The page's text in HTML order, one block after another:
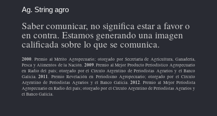
Ag. String agro
Saber comunicar, no significa estar a favor o
en contra. Estamos generando una imagen
calificada sobre lo que se comunica.
2000. Premio al Mérito Agropecuario; otorgado por Secretaría de Agricultura, Ganadería,
Pesca y Alimentos de la Nación. 2009. Premio al Mejor Producto Periodístico Agropecuario
en Radio del país; otorgado por el Círculo Argentino de Periodistas Agrarios y el Banco
Galicia.2011. Premio Revelación en Periodismo Agropecuario; otorgado por el Círculo
Argentino de Periodistas Agrarios y el Banco Galicia. 2012. Premio al Mejor Periodista
Agropecuario en Radio del país; otorgado por el Círculo Argentino de Periodistas Agrarios y
el Banco Galicia.